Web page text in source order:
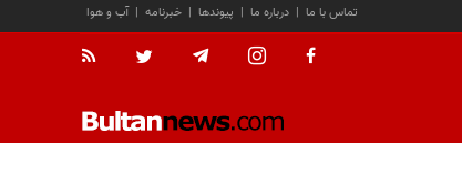
آب و هوا | خبرنامه | پیوندها | درباره ما | تماس با ما